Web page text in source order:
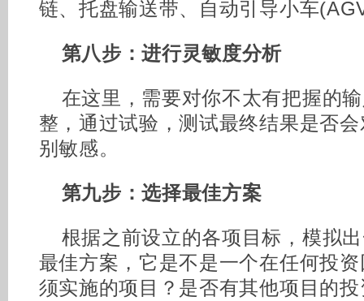
链、托盘输送带、自动引导小车
第八步：进行灵敏度分析
在这里，需要对你不太有把握的
整，通过试验，测试最终结果是否
别敏感。
第九步：选择最佳方案
根据之前设立的各项目标，模拟
最佳方案，它是不是一个在任何投
须实施的项目？是否有其他项目的